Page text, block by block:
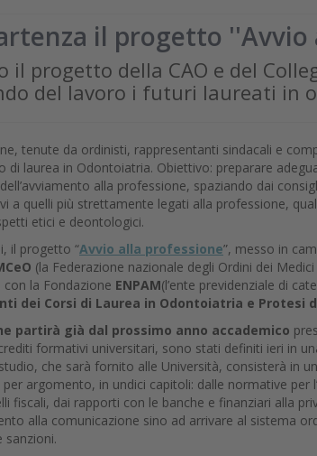
il progetto ''Avvio
il progetto della CAO e del
del lavoro i futuri laureati in
tenute da ordinisti, rappresentanti sindacali e
di laurea in Odontoiatria. Obiettivo: preparare
alla professione, spaziando dai
a quelli più strettamente legati alla professione,
etici e deontologici.
il progetto “Avvio alla professione”, messo in
(la Federazione nazionale degli Ordini dei
con la Fondazione ENPAM(l’ente previdenziale di
dei Corsi di Laurea in Odontoiatria e Protesi
partirà già dal prossimo anno accademico
formativi universitari, sono stati definiti ieri in
che sarà fornito alle Università, consisterà in
argomento, in undici capitoli: dalle normative per
fiscali, dai rapporti con le banche e finanziari alla
alla comunicazione sino ad arrivare al sistema
sanzioni.